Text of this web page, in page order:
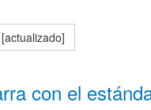
con el